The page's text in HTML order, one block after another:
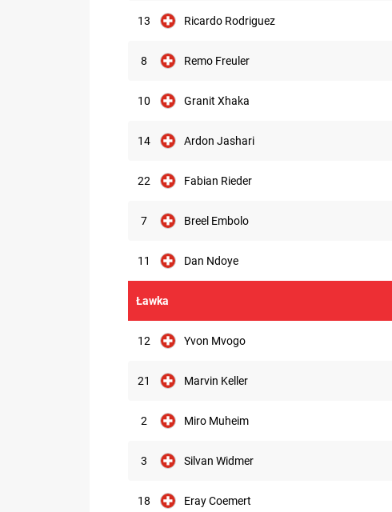
13 Ricardo Rodriguez
8 Remo Freuler
10 Granit Xhaka
14 Ardon Jashari
22 Fabian Rieder
7 Breel Embolo
11 Dan Ndoye
Ławka
12 Yvon Mvogo
21 Marvin Keller
2 Miro Muheim
3 Silvan Widmer
18 Eray Coemert